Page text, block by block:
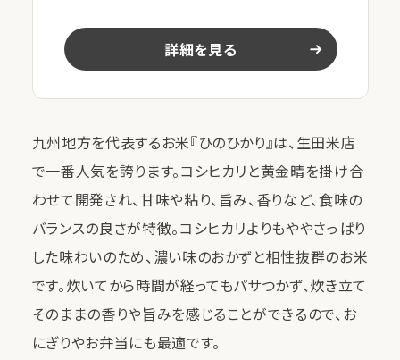
詳細を見る
九州地方を代表するお米『ひのひかり』は、生田米店
で一番人気を誇ります。コシヒカリと黄金晴を掛け合
わせて開発され、甘味や粘り、旨み、香りなど、食味の
バランスの良さが特徴。コシヒカリよりもややさっぱり
した味わいのため、濃い味のおかずと相性抜群のお米
です。炊いてから時間が経ってもパサつかず、炊き立て
そのままの香りや旨みを感じることができるので、お
にぎりやお弁当にも最適です。